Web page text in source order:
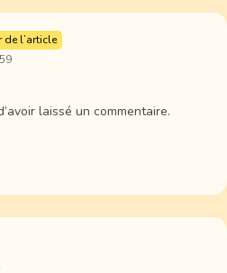
de l’article
laissé un commentaire.